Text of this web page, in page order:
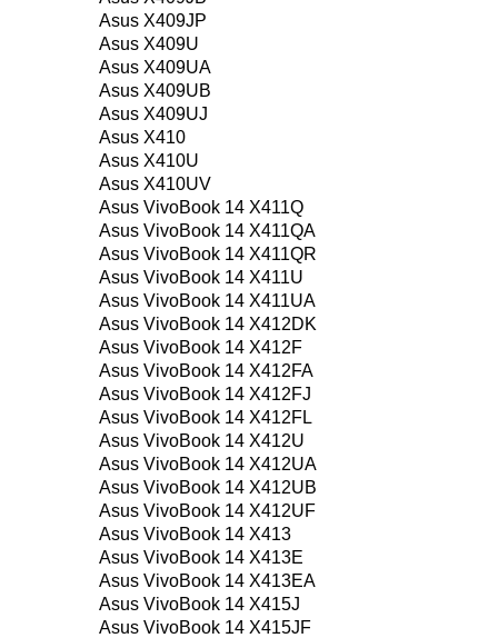
Asus X409JP
Asus X409U
Asus X409UA
Asus X409UB
Asus X409UJ
Asus X410
Asus X410U
Asus X410UV
Asus VivoBook 14 X411Q
Asus VivoBook 14 X411QA
Asus VivoBook 14 X411QR
Asus VivoBook 14 X411U
Asus VivoBook 14 X411UA
Asus VivoBook 14 X412DK
Asus VivoBook 14 X412F
Asus VivoBook 14 X412FA
Asus VivoBook 14 X412FJ
Asus VivoBook 14 X412FL
Asus VivoBook 14 X412U
Asus VivoBook 14 X412UA
Asus VivoBook 14 X412UB
Asus VivoBook 14 X412UF
Asus VivoBook 14 X413
Asus VivoBook 14 X413E
Asus VivoBook 14 X413EA
Asus VivoBook 14 X415J
Asus VivoBook 14 X415JF